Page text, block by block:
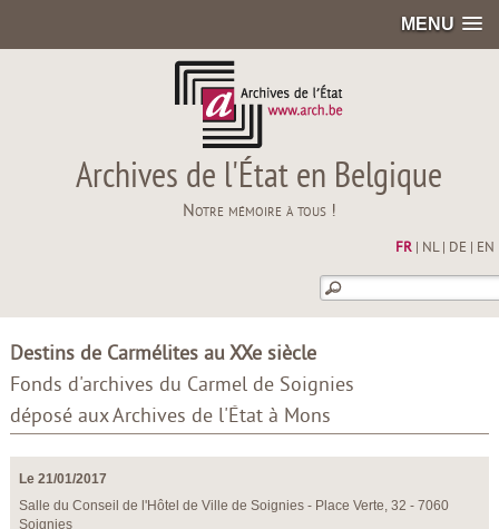
MENU
Archives de l'État en Belgique
Notre mémoire à tous !
FR| NL| DE EN
Destins de Carmélites au XXe siècle
Fonds d'archives du Carmel de Soignies
déposé aux Archives de l'État à Mons
Le 21/01/2017
Salle du Conseil de l'Hôtel de Ville de Soignies - Place Verte, 32 - 7060
Soignies